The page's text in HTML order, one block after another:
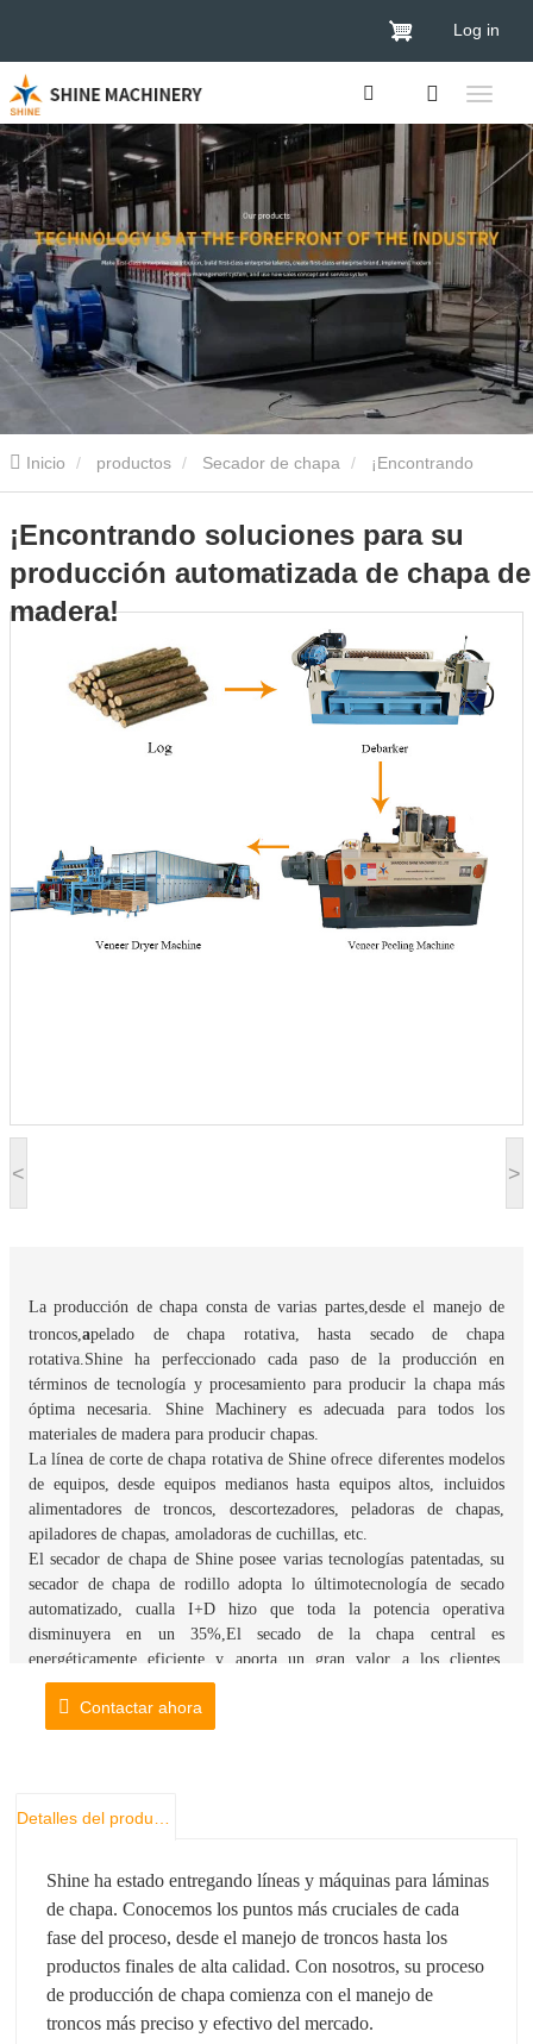
Log in
Inicio productos Secador de chapa
soluciones para su producción automatizada de chapa de madera!
< >
¡Encontrando soluciones para su
producción automatizada de chapa de
madera!
La producción de chapa consta de varias partes,desde el manejo de
troncos,apelado de chapa rotativa, hasta secado de chapa
rotativa.Shine ha perfeccionado cada paso de la producción en
términos de tecnología y procesamiento para producir la chapa más
óptima necesaria. Shine Machinery es adecuada para todos los
materiales de madera para producir chapas.
La línea de corte de chapa rotativa de Shine ofrece diferentes modelos
de equipos, desde equipos medianos hasta equipos altos, incluidos
alimentadores de troncos, descortezadores, peladoras de chapas,
apiladores de chapas, amoladoras de cuchillas, etc.
El secador de chapa de Shine posee varias tecnologías patentadas, su
secador de chapa de rodillo adopta lo últimotecnología de secado
automatizado, cualla I+D hizo que toda la potencia operativa
disminuyera en un 35%,El secado de la chapa central es
energéticamente eficiente y aporta un gran valor a los clientes.
brillarQuemador de biomasa
húmedos, reduciendo en gran medida el costo de enterramiento del
secado de biomasa.
Contactar ahora
Detalles del producto
Shine ha estado entregando líneas y máquinas para láminas
de chapa. Conocemos los puntos más cruciales de cada
fase del proceso, desde el manejo de troncos hasta los
productos finales de alta calidad. Con nosotros, su proceso
de producción de chapa comienza con el manejo de
troncos más preciso y efectivo del mercado.